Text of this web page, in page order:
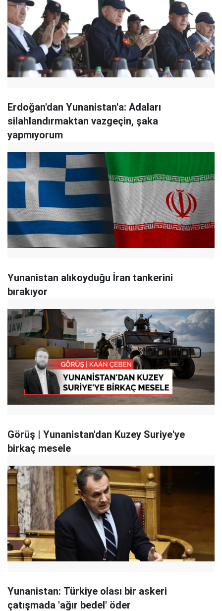
Erdoğan'dan Yunanistan'a: Adaları
silahlandırmaktan vazgeçin, şaka
yapmıyorum
Yunanistan alıkoyduğu İran tankerini
bırakıyor
Görüş | Yunanistan'dan Kuzey Suriye'ye
birkaç mesele
Yunanistan: Türkiye olası bir askeri
çatışmada 'ağır bedel' öder